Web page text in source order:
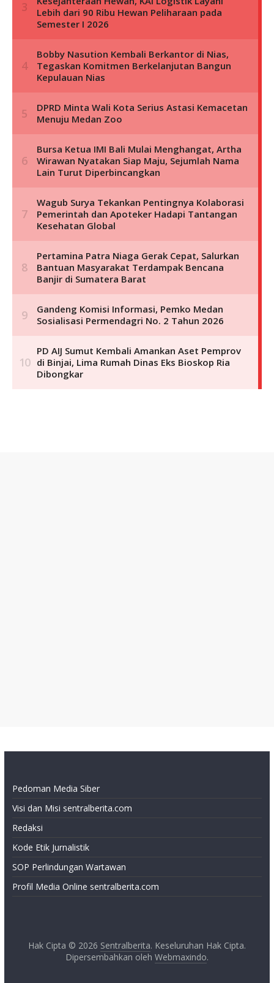
Pedoman Media Siber
Visi dan Misi sentralberita.com
Redaksi
Kode Etik Jurnalistik
SOP Perlindungan Wartawan
Profil Media Online sentralberita.com
Hak Cipta © 2026 Sentralberita. Keseluruhan Hak Cipta.
Dipersembahkan oleh Webmaxindo.